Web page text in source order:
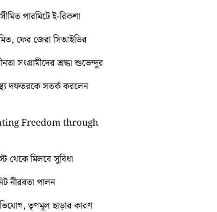
পারমিটে ই-রিকশা
ফের জেরা সিআইডির
সংগ্রামীদের শ্রদ্ধা শুভেন্দুর
দফতরকে সতর্ক করলেন
Freedom through
থেকে মিলবে সুবিধা
নীরবতা পালন
তৃণমূল ছাড়ার কারণ